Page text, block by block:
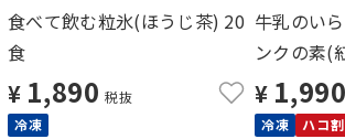
食べて飲む粒氷(ほうじ茶) 20
食
¥ 1,890 税抜
冷凍
牛乳のい
ンクの素(
¥ 1,990
冷凍
ハコ割